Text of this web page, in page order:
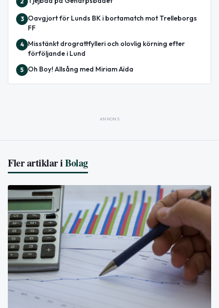
3
Oavgjort för Lunds BK i bortamatch mot Trelleborgs
FF
4
Misstänkt drograttfylleri och olovlig körning efter
förföljande i Lund
5 Oh Boy! Allsång med Miriam Aïda
ANNONS
Fler artiklar iBolag